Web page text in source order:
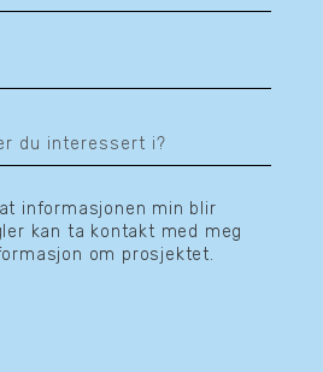
informasjonen min blir
kan ta kontakt med meg
om prosjektet.